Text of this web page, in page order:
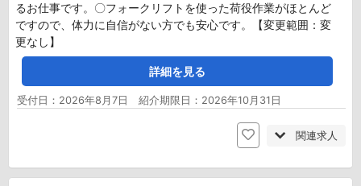
るお仕事です。〇フォークリフトを使った荷役作業がほとんど
ですので、体力に自信がない方でも安心です。【変更範囲：変
更なし】
詳細を見る
受付日：2026年8月7日 紹介期限日：2026年10月31日
関連求人